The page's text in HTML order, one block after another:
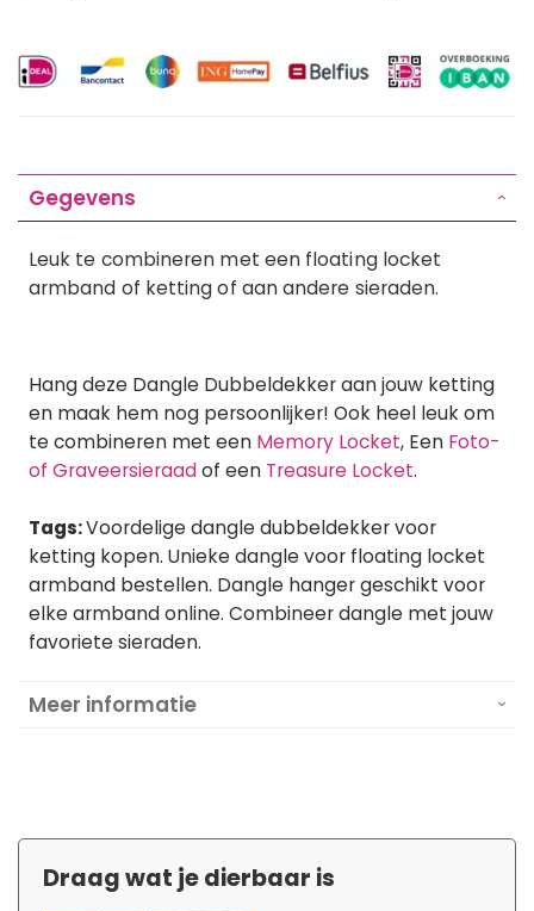
Gegevens
Leuk te combineren met een floating locket
armband of ketting of aan andere sieraden.
Hang deze Dangle Dubbeldekker aan jouw ketting
en maak hem nog persoonlijker! Ook heel leuk om
te combineren met een Memory Locket, Een Foto-
of Graveersieraadof een Treasure Locket.
Tags:Voordelige dangle dubbeldekker voor
ketting kopen. Unieke dangle voor floating locket
armband bestellen. Dangle hanger geschikt voor
elke armband online. Combineer dangle met jouw
favoriete sieraden.
Meer informatie
Draag wat je dierbaar is